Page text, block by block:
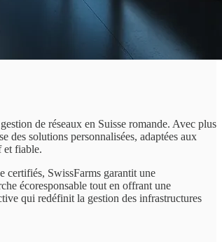
de réseaux en Suisse romande. Avec plus
solutions personnalisées, adaptées aux
et fiable.
certifiés, SwissFarms garantit une
écoresponsable tout en offrant une
qui redéfinit la gestion des infrastructures